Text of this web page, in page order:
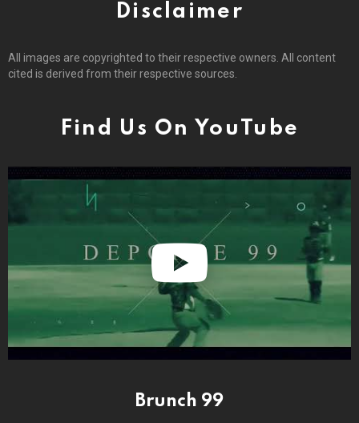
Disclaimer
All images are copyrighted to their respective owners. All content
cited is derived from their respective sources.
Find Us On YouTube
Brunch 99